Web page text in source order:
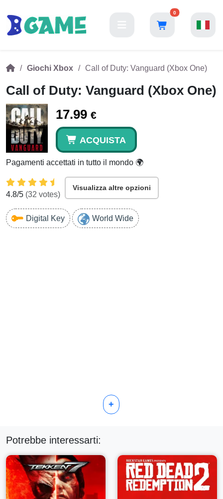
0
Giochi Xbox Call of Duty: Vanguard (Xbox One)
Call of Duty: Vanguard (Xbox One)
17.99 €
ACQUISTA
Pagamenti accettati in tutto il mondo 🌍
4.8/5 (32 votes)
Visualizza altre opzioni
Digital Key World Wide
+
Potrebbe interessarti: